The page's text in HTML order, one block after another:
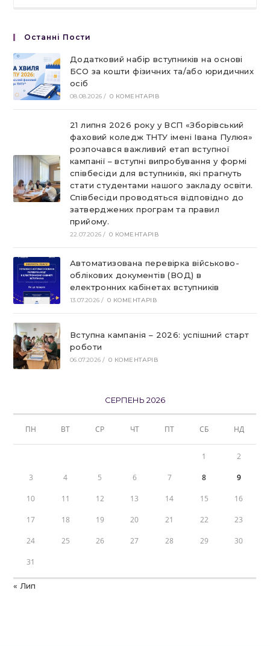
Останні Пости
Додатковий набір вступників на основі
БСО за кошти фізичних та/або юридичних
осіб
08.08.2026 / 0 КОМЕНТАРІВ
21 липня 2026 року у ВСП «Зборівський
фаховий коледж ТНТУ імені Івана Пулюя»
розпочався важливий етап вступної
кампанії – вступні випробування у формі
співбесіди для вступників, які прагнуть
стати студентами нашого закладу освіти.
Співбесіди проводяться відповідно до
затверджених програм та правил
прийому.
22.07.2026 / 0 КОМЕНТАРІВ
Автоматизована перевірка військово-
облікових документів (ВОД) в
електронних кабінетах вступників
13.07.2026 / 0 КОМЕНТАРІВ
Вступна кампанія – 2026: успішний старт
роботи
06.07.2026 / 0 КОМЕНТАРІВ
СЕРПЕНЬ 2026
ПН ВТ СР ЧТ ПТ СБ НД
1 2
3 4 5 6 7 8 9
10 11 12 13 14 15 16
17 18 19 20 21 22 23
24 25 26 27 28 29 30
31
« Лип